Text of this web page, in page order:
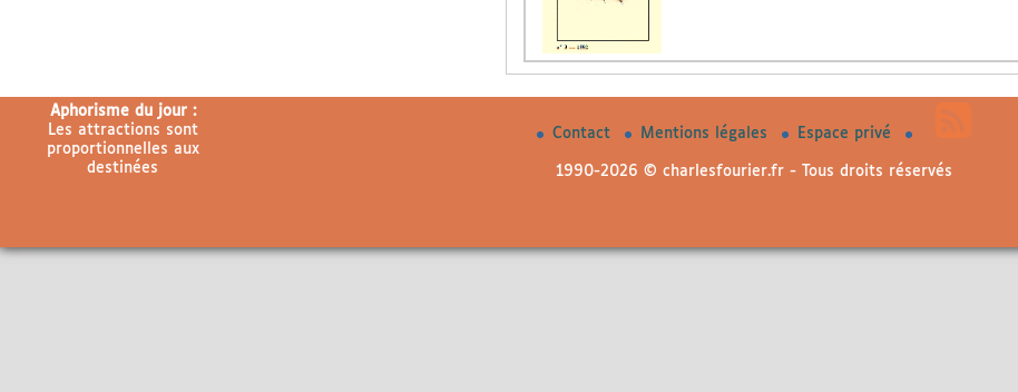
Aphorisme du jour :
Les attractions sont
proportionnelles aux
destinées
Contact Mentions légales Espace privé
1990-2026 © charlesfourier.fr - Tous droits réservés